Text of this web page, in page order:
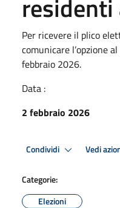
residenti
Per ricevere il plico
comunicare l’opzione
febbraio 2026.
Data :
2 febbraio 2026
Condividi Vedi
Categorie:
Elezioni